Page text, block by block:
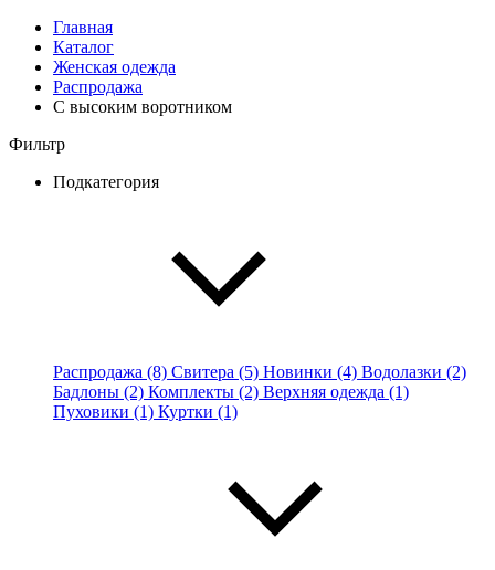
Главная
Каталог
Женская одежда
Распродажа
С высоким воротником
Фильтр
Подкатегория
Распродажа (8) Свитера (5) Новинки (4) Водолазки (2)
Бадлоны (2) Комплекты (2) Верхняя одежда (1)
Пуховики (1) Куртки (1)